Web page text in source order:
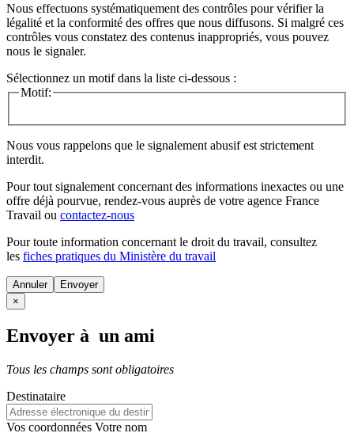
Nous effectuons systématiquement des contrôles pour vérifier la
légalité et la conformité des offres que nous diffusons. Si malgré ces
contrôles vous constatez des contenus inappropriés, vous pouvez
nous le signaler.
Sélectionnez un motif dans la liste ci-dessous :
Motif:
Nous vous rappelons que le signalement abusif est strictement
interdit.
Pour tout signalement concernant des informations inexactes ou une
offre déjà pourvue, rendez-vous auprès de votre agence France
Travail ou contactez-nous
Pour toute information concernant le droit du travail, consultez
les fiches pratiques du Ministère du travail
Annuler
×
Envoyer à un ami
Tous les champs sont obligatoires
Destinataire
Vos coordonnées Votre nom